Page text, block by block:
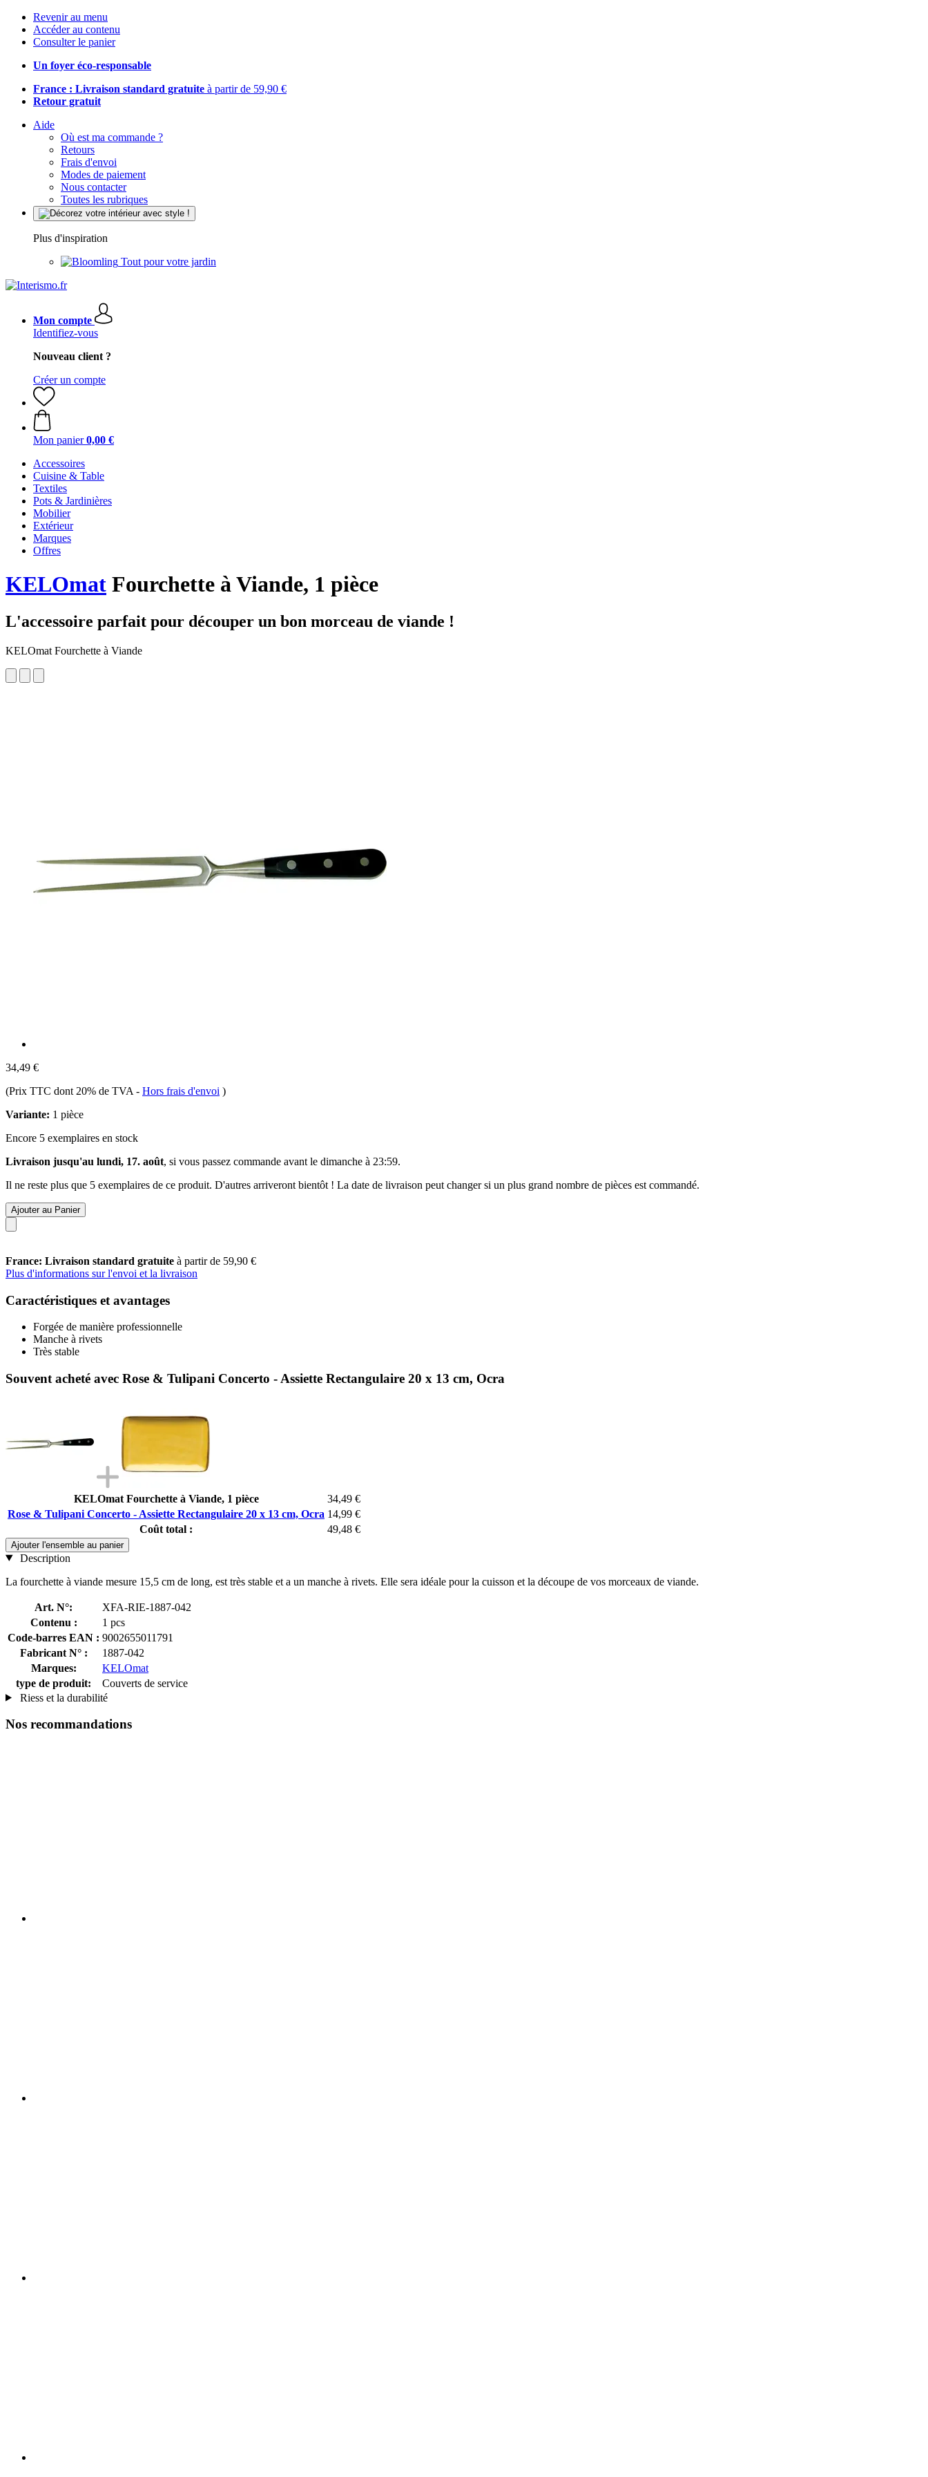
Revenir au menu
Accéder au contenu
Consulter le panier
Un foyer éco-responsable
France : Livraison standard gratuite à partir de 59,90 €
Retour gratuit
Aide
Où est ma commande ?
Retours
Frais d'envoi
Modes de paiement
Nous contacter
Toutes les rubriques
Plus d'inspiration
Tout pour votre jardin
Mon compte
Identifiez-vous
Nouveau client ?
Créer un compte
Mon panier 0,00 €
Accessoires
Cuisine & Table
Textiles
Pots & Jardinières
Mobilier
Extérieur
Marques
Offres
KELOmat Fourchette à Viande, 1 pièce
L'accessoire parfait pour découper un bon morceau de viande !
KELOmat Fourchette à Viande
34,49 €
(Prix TTC dont 20% de TVA - Hors frais d'envoi )
Variante: 1 pièce
Encore 5 exemplaires en stock
Livraison jusqu'au lundi, 17. août, si vous passez commande avant le dimanche à 23:59.
Il ne reste plus que 5 exemplaires de ce produit. D'autres arriveront bientôt ! La date de livraison peut changer si un plus grand nombre de pièces est commandé.
Ajouter au Panier
France: Livraison standard gratuite à partir de 59,90 €
Plus d'informations sur l'envoi et la livraison
Caractéristiques et avantages
Forgée de manière professionnelle
Manche à rivets
Très stable
Souvent acheté avec Rose & Tulipani Concerto - Assiette Rectangulaire 20 x 13 cm, Ocra
KELOmat Fourchette à Viande, 1 pièce
34,49 €
Rose & Tulipani Concerto - Assiette Rectangulaire 20 x 13 cm, Ocra 14,99 €
Coût total :
49,48 €
Ajouter l'ensemble au panier
Description
La fourchette à viande mesure 15,5 cm de long, est très stable et a un manche à rivets. Elle sera idéale pour la cuisson et la découpe de vos morceaux de viande.
Art. N°:
XFA-RIE-1887-042
Contenu :
1 pcs
Code-barres EAN : 9002655011791
Fabricant N° :
1887-042
Marques:
KELOmat
type de produit:
Couverts de service
Riess et la durabilité
Nos recommandations